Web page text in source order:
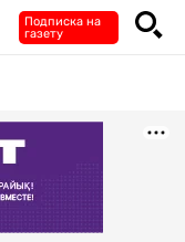
Подписка на
газету